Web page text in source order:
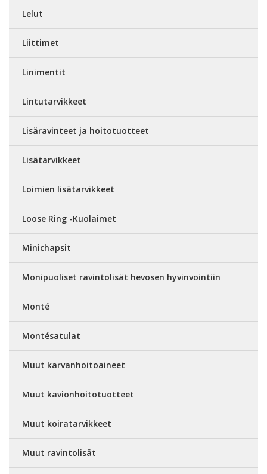
Lelut
Liittimet
Linimentit
Lintutarvikkeet
Lisäravinteet ja hoitotuotteet
Lisätarvikkeet
Loimien lisätarvikkeet
Loose Ring -Kuolaimet
Minichapsit
Monipuoliset ravintolisät hevosen hyvinvointiin
Monté
Montésatulat
Muut karvanhoitoaineet
Muut kavionhoitotuotteet
Muut koiratarvikkeet
Muut ravintolisät